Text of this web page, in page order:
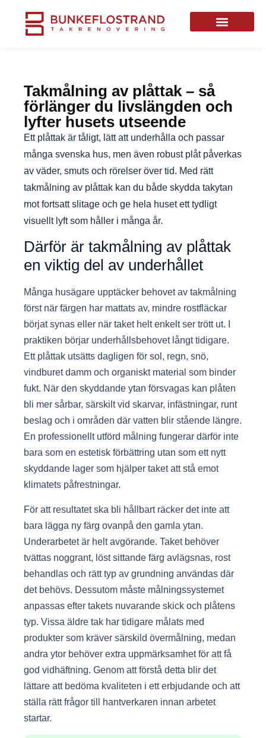
Takmålning av plåttak – så
förlänger du livslängden och
lyfter husets utseende
Ett plåttak är tåligt, lätt att underhålla och passar
många svenska hus, men även robust plåt påverkas
av väder, smuts och rörelser över tid. Med rätt
takmålning av plåttak kan du både skydda takytan
mot fortsatt slitage och ge hela huset ett tydligt
visuellt lyft som håller i många år.
Därför är takmålning av plåttak
en viktig del av underhållet
Många husägare upptäcker behovet av takmålning
först när färgen har mattats av, mindre rostfläckar
börjat synas eller när taket helt enkelt ser trött ut. I
praktiken börjar underhållsbehovet långt tidigare.
Ett plåttak utsätts dagligen för sol, regn, snö,
vindburet damm och organiskt material som binder
fukt. När den skyddande ytan försvagas kan plåten
bli mer sårbar, särskilt vid skarvar, infästningar, runt
beslag och i områden där vatten blir stående längre.
En professionellt utförd målning fungerar därför inte
bara som en estetisk förbättring utan som ett nytt
skyddande lager som hjälper taket att stå emot
klimatets påfrestningar.
För att resultatet ska bli hållbart räcker det inte att
bara lägga ny färg ovanpå den gamla ytan.
Underarbetet är helt avgörande. Taket behöver
tvättas noggrant, löst sittande färg avlägsnas, rost
behandlas och rätt typ av grundning användas där
det behövs. Dessutom måste målningssystemet
anpassas efter takets nuvarande skick och plåtens
typ. Vissa äldre tak har tidigare målats med
produkter som kräver särskild övermålning, medan
andra ytor behöver extra uppmärksamhet för att få
god vidhäftning. Genom att förstå detta blir det
lättare att bedöma kvaliteten i ett erbjudande och att
ställa rätt frågor till hantverkaren innan arbetet
startar.